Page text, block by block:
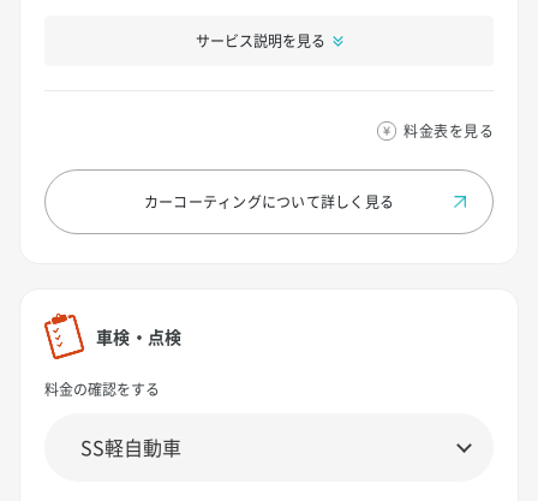
サービス説明を見る
料金表を見る
カーコーティングについて詳しく見る
車検・点検
料金の確認をする